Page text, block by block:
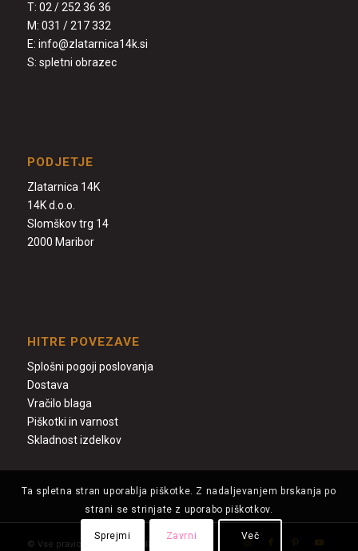
T: 02 / 252 36 36
M: 031 / 217 332
E: info@zlatarnica14k.si
S: spletni obrazec
PODJETJE
Zlatarnica 14K
14K d.o.o.
Slomškov trg 14
2000 Maribor
HITRE POVEZAVE
Splošni pogoji poslovanja
Dostava
Vračilo blaga
Piškotki in varnost
Skladnost izdelkov
© Vse pravice - Zlatarnica 14k
Ta spletna stran uporablja piškotke. Z nadaljevanjem brskanja po
strani se strinjate z uporabo piškotkov.
Sprejmi Zavrni Več